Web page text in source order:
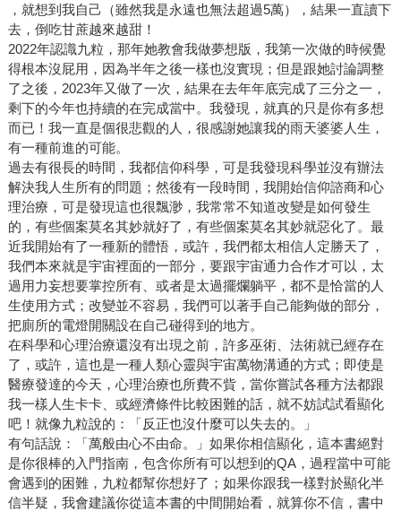
，就想到我自己（雖然我是永遠也無法超過5萬），結果一直讀下
去，倒吃甘蔗越來越甜！
2022年認識九粒，那年她教會我做夢想版，我第一次做的時候覺
得根本沒屁用，因為半年之後一樣也沒實現；但是跟她討論調整
了之後，2023年又做了一次，結果在去年年底完成了三分之一，
剩下的今年也持續的在完成當中。我發現，就真的只是你有多想
而已！我一直是個很悲觀的人，很感謝她讓我的雨天婆婆人生，
有一種前進的可能。
過去有很長的時間，我都信仰科學，可是我發現科學並沒有辦法
解決我人生所有的問題；然後有一段時間，我開始信仰諮商和心
理治療，可是發現這也很飄渺，我常常不知道改變是如何發生
的，有些個案莫名其妙就好了，有些個案莫名其妙就惡化了。最
近我開始有了一種新的體悟，或許，我們都太相信人定勝天了，
我們本來就是宇宙裡面的一部分，要跟宇宙通力合作才可以，太
過用力妄想要掌控所有、或者是太過擺爛躺平，都不是恰當的人
生使用方式；改變並不容易，我們可以著手自己能夠做的部分，
把廁所的電燈開關設在自己碰得到的地方。
在科學和心理治療還沒有出現之前，許多巫術、法術就已經存在
了，或許，這也是一種人類心靈與宇宙萬物溝通的方式；即使是
醫療發達的今天，心理治療也所費不貲，當你嘗試各種方法都跟
我一樣人生卡卡、或經濟條件比較困難的話，就不妨試試看顯化
吧！就像九粒說的：「反正也沒什麼可以失去的。」
有句話說：「萬般由心不由命。」如果你相信顯化，這本書絕對
是你很棒的入門指南，包含你所有可以想到的QA，過程當中可能
會遇到的困難，九粒都幫你想好了；如果你跟我一樣對於顯化半
信半疑，我會建議你從這本書的中間開始看，就算你不信，書中